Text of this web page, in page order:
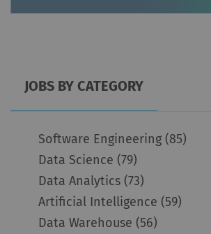
JOBS BY CATEGORY
Software Engineering (85)
Data Science (79)
Data Analytics (73)
Artificial Intelligence (59)
Data Warehouse (56)